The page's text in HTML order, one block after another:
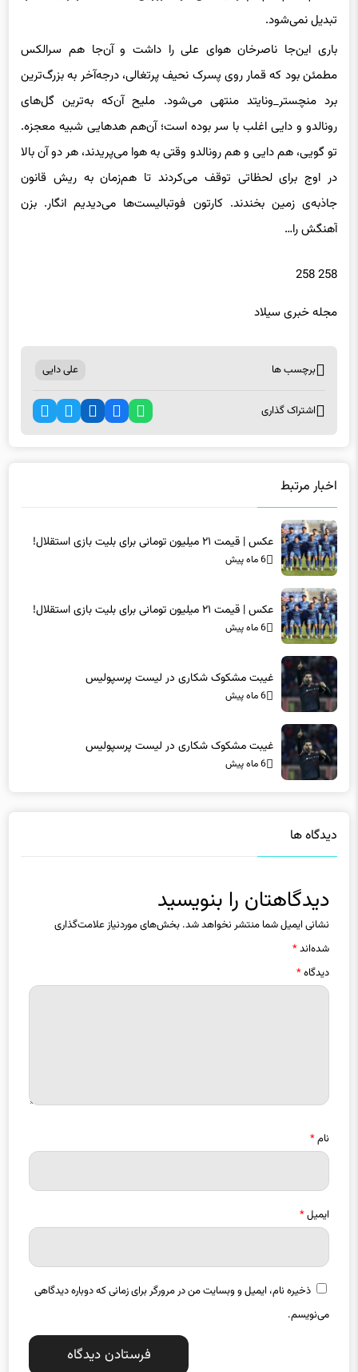
تبدیل نمی‌شود.
باری این‌جا ناصرخان هوای علی را داشت و آن‌جا هم سرالکس
مطمئن بود که قمار روی پسرک نحیف پرتغالی، درجه‌آخر به بزرگ‌ترین
برد منچستر_ونایتد منتهی می‌شود. ملیح آن‌که به‌ترین گل‌های
رونالدو و دایی اغلب با سر بوده است؛ آن‌هم هدهایی شبیه معجزه.
تو گویی، هم دایی و هم رونالدو وقتی به هوا می‌پریدند، هر دو آن بالا
در اوج برای لحظاتی توقف می‌کردند تا هم‌زمان به ریش قانون
جاذبه‌ی زمین بخندند. کارتون فوتبالیست‌ها می‌دیدیم انگار. بزن
آهنگش را…
258 258
مجله خبری سیلاد
برچسب ها علی دایی
اشتراک گذاری
اخبار مرتبط
عکس | قیمت ۲۱ میلیون تومانی برای بلیت بازی استقلال!
6 ماه پیش
عکس | قیمت ۲۱ میلیون تومانی برای بلیت بازی استقلال!
6 ماه پیش
غیبت مشکوک شکاری در لیست پرسپولیس
6 ماه پیش
غیبت مشکوک شکاری در لیست پرسپولیس
6 ماه پیش
دیدگاه ها
دیدگاهتان را بنویسید
نشانی ایمیل شما منتشر نخواهد شد. بخش‌های موردنیاز علامت‌گذاری
شده‌اند*
دیدگاه*
نام*
ایمیل*
ذخیره نام، ایمیل و وبسایت من در مرورگر برای زمانی که دوباره دیدگاهی
می‌نویسم.